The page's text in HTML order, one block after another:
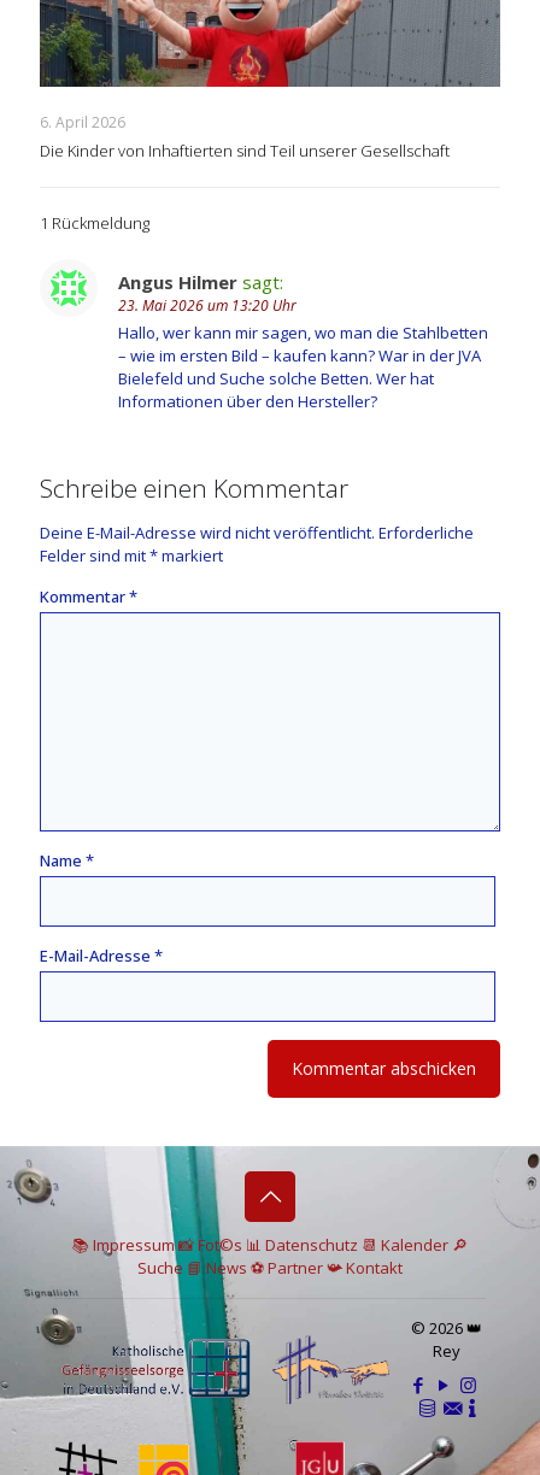
6. April 2026
Die Kinder von Inhaftierten sind Teil unserer Gesellschaft
1 Rückmeldung
Angus Hilmer sagt:
23. Mai 2026 um 13:20 Uhr
Hallo, wer kann mir sagen, wo man die Stahlbetten
– wie im ersten Bild – kaufen kann? War in der JVA
Bielefeld und Suche solche Betten. Wer hat
Informationen über den Hersteller?
Schreibe einen Kommentar
Deine E-Mail-Adresse wird nicht veröffentlicht. Erforderliche
Felder sind mit*markiert
Kommentar*
Name *
E-Mail-Adresse *
📚 Impressum📸Fot©s 📊 Datenschutz 📆 Kalender 🔎
Suche 📘 News ⚽Partner📯Kontakt
© 2026 👑
Rey